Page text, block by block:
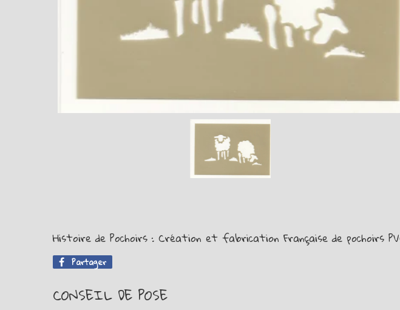
Histoire de Pochoirs : Création et fabrication Française de pochoirs
Partager
Facebook
CONSEIL DE POSE